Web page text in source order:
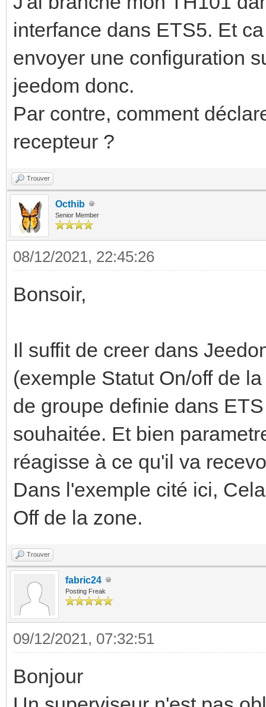
interfance dans ETS5. Et
envoyer une configuration
jeedom donc.
Par contre, comment
recepteur ?
Trouver
Octhib
Senior Member
08/12/2021, 22:45:26
Bonsoir,
Il suffit de creer dans
(exemple Statut On/off de
de groupe definie dans
souhaitée. Et bien
réagisse à ce qu'il va
Dans l'exemple cité ici,
Off de la zone.
Trouver
fabric24
Posting Freak
09/12/2021, 07:32:51
Bonjour